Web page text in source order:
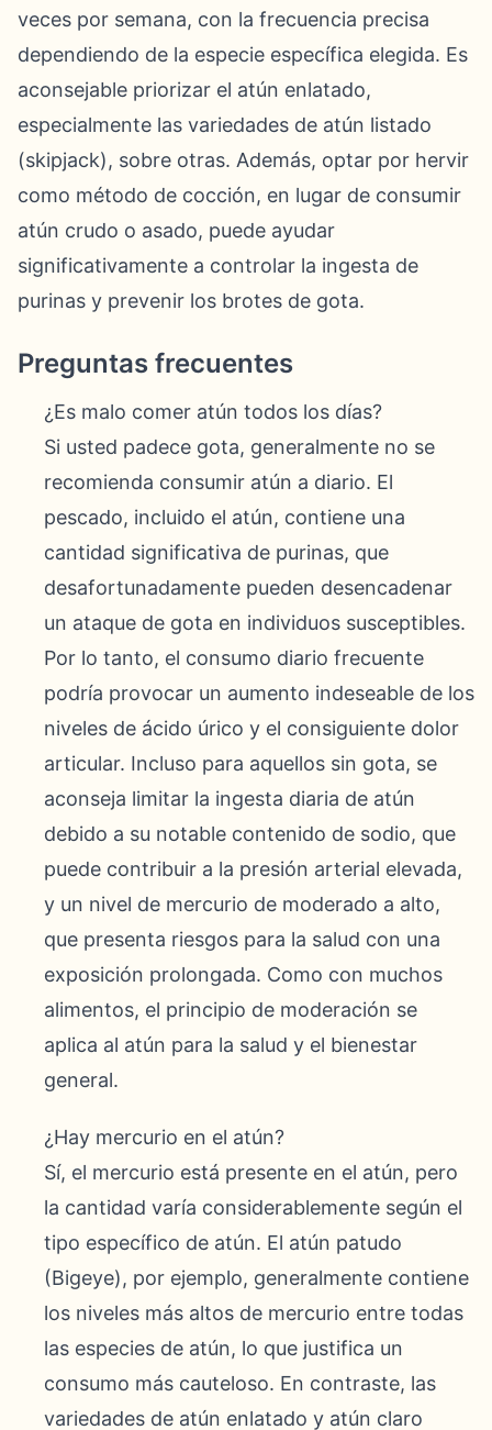
veces por semana, con la frecuencia precisa
dependiendo de la especie específica elegida. Es
aconsejable priorizar el atún enlatado,
especialmente las variedades de atún listado
(skipjack), sobre otras. Además, optar por hervir
como método de cocción, en lugar de consumir
atún crudo o asado, puede ayudar
significativamente a controlar la ingesta de
purinas y prevenir los brotes de gota.
Preguntas frecuentes
¿Es malo comer atún todos los días?
Si usted padece gota, generalmente no se
recomienda consumir atún a diario. El
pescado, incluido el atún, contiene una
cantidad significativa de purinas, que
desafortunadamente pueden desencadenar
un ataque de gota en individuos susceptibles.
Por lo tanto, el consumo diario frecuente
podría provocar un aumento indeseable de los
niveles de ácido úrico y el consiguiente dolor
articular. Incluso para aquellos sin gota, se
aconseja limitar la ingesta diaria de atún
debido a su notable contenido de sodio, que
puede contribuir a la presión arterial elevada,
y un nivel de mercurio de moderado a alto,
que presenta riesgos para la salud con una
exposición prolongada. Como con muchos
alimentos, el principio de moderación se
aplica al atún para la salud y el bienestar
general.
¿Hay mercurio en el atún?
Sí, el mercurio está presente en el atún, pero
la cantidad varía considerablemente según el
tipo específico de atún. El atún patudo
(Bigeye), por ejemplo, generalmente contiene
los niveles más altos de mercurio entre todas
las especies de atún, lo que justifica un
consumo más cauteloso. En contraste, las
variedades de atún enlatado y atún claro